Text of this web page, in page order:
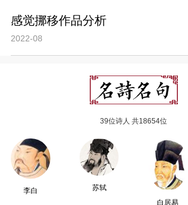
感觉挪移作品分析
2022-08
39位诗人 共18654位
李白
苏轼
白居易